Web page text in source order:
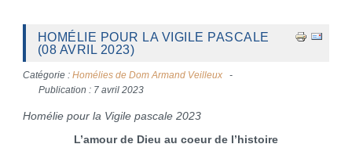
HOMÉLIE POUR LA VIGILE PASCALE
(08 AVRIL 2023)
Catégorie : Homélies de Dom Armand Veilleux
Publication : 7 avril 2023
Homélie pour la Vigile pascale 2023
L’amour de Dieu au coeur de l’histoire